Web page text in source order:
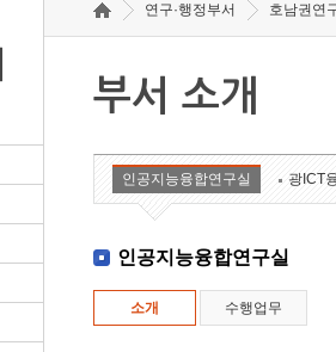
연구·행정부서 호남권연
부서 소개
인공지능융합연구실 광ICT
인공지능융합연구실
소개 수행업무